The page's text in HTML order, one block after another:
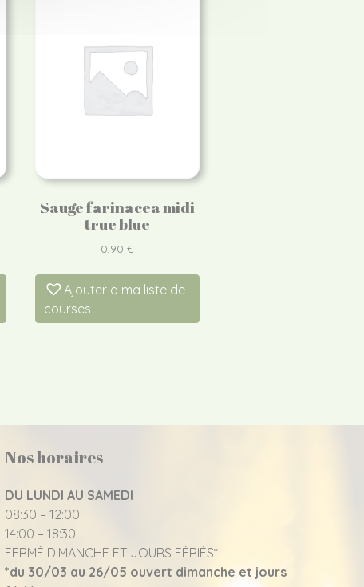
Sauge farinacea midi
true blue
0,90 €
Ajouter à ma liste de
courses
Nos horaires
DU LUNDI AU SAMEDI
08:30 – 12:00
14:00 – 18:30
FERMÉ DIMANCHE ET JOURS FÉRIÉS*
*du 30/03 au 26/05 ouvert dimanche et jours